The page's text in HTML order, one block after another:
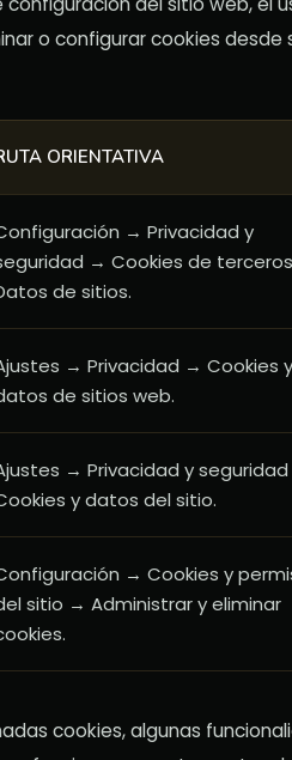
o configurar cookies desde
ORIENTATIVA
→ Privacidad y
→ Cookies de
de sitios.
→ Privacidad → Cookies y
de sitios web.
→ Privacidad y
y datos del sitio.
→ Cookies y
sitio → Administrar y eliminar
cookies, algunas